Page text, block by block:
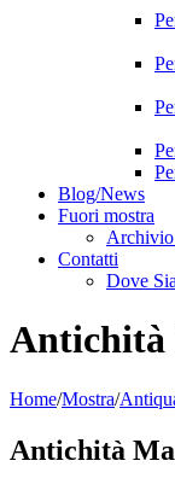
Blog/News
Fuori mostra
Archivio
Contatti
Dove
Antichità
Home/Mostra/
Antichità